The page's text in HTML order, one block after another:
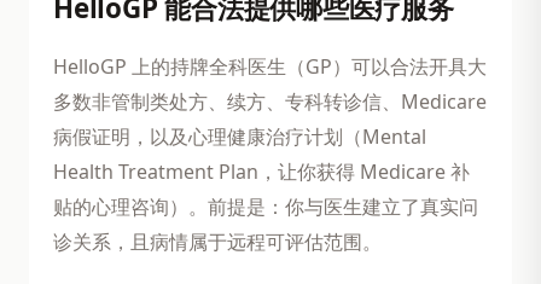
HelloGP 能合法提供哪些医疗服务
HelloGP 上的持牌全科医生（GP）可以合法开具大
多数非管制类处方、续方、专科转诊信、Medicare
病假证明，以及心理健康治疗计划（Mental
Health Treatment Plan，让你获得 Medicare 补
贴的心理咨询）。前提是：你与医生建立了真实问
诊关系，且病情属于远程可评估范围。